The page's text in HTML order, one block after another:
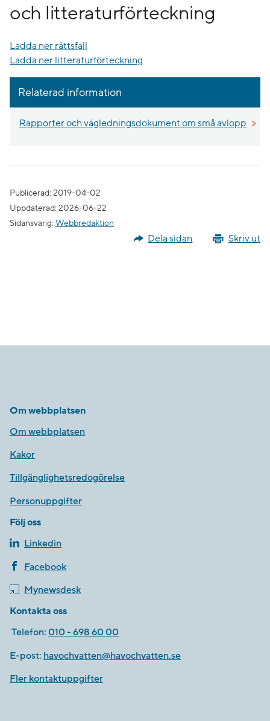
och litteraturförteckning
Ladda ner rättsfall
Ladda ner litteraturförteckning
Relaterad information
Rapporter och vägledningsdokument om små avlopp
Publicerad: 2019-04-02
Uppdaterad: 2026-06-22
Sidansvarig: Webbredaktion
Skriv ut
Dela sidan
Om webbplatsen
Om webbplatsen
Kakor
Tillgänglighetsredogörelse
Personuppgifter
Följ oss
Linkedin
Facebook
Mynewsdesk
Kontakta oss
Telefon: 010 - 698 60 00
E-post: havochvatten@havochvatten.se
Fler kontaktuppgifter